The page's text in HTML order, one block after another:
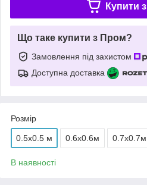
Купити з
Що таке купити з Пром?
Замовлення під захистом
Доступна доставка
Розмір
0.5x0.5 м 0.6х0.6м 0.7х0.7м
В наявності